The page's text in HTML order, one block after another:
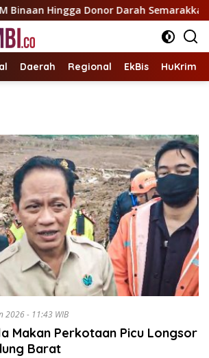
Hingga Donor Darah Semarakkan
Daerah Regional EkBis HuKrim
2026 - 11:43 WIB
Makan Perkotaan Picu Longsor
Barat